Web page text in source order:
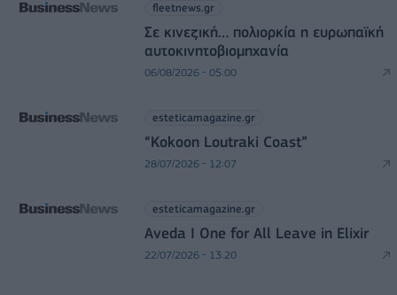
fleetnews.gr
Σε κινεζική… πολιορκία η ευρωπαϊκή
αυτοκινητοβιομηχανία
06/08/2026 - 05:00
esteticamagazine.gr
“Kokoon Loutraki Coast”
28/07/2026 - 12:07
esteticamagazine.gr
Aveda I One for All Leave in Elixir
22/07/2026 - 13:20